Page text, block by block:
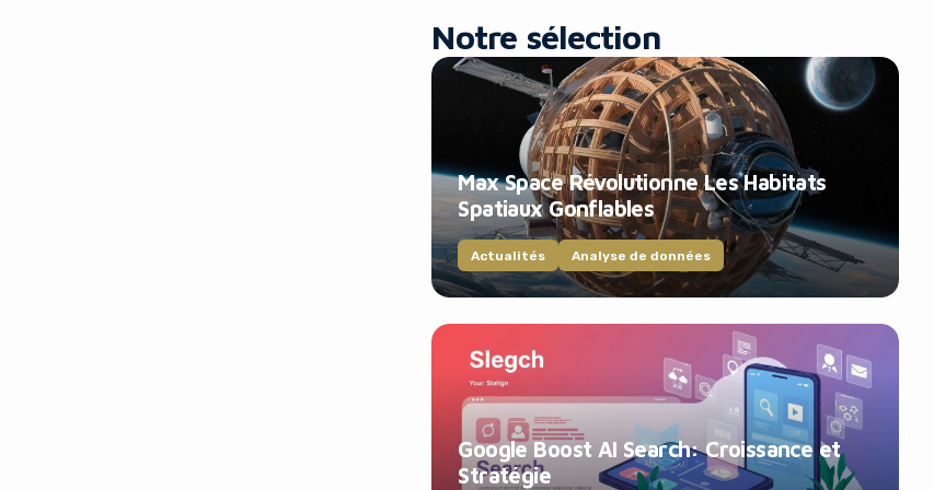
Notre sélection
Max Space Révolutionne Les Habitats
Spatiaux Gonflables
Actualités Analyse de données
Google Boost AI Search: Croissance et
Stratégie